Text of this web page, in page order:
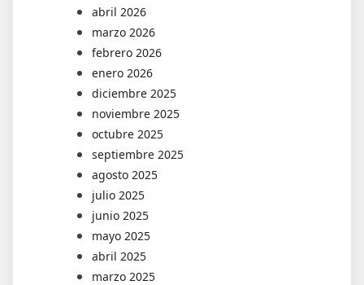
abril 2026
marzo 2026
febrero 2026
enero 2026
diciembre 2025
noviembre 2025
octubre 2025
septiembre 2025
agosto 2025
julio 2025
junio 2025
mayo 2025
abril 2025
marzo 2025